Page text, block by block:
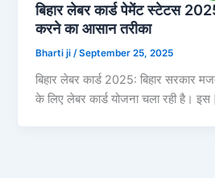
बिहार लेबर कार्ड पेमेंट स्टेटस
करने का आसान तरीका
Bharti ji/September 25, 2025
बिहार लेबर कार्ड 2025: बिहार सरकार
के लिए लेबर कार्ड योजना चला रही है।